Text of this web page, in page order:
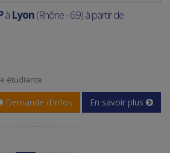
à Lyon(Rhône - 69) à partir de
étudiante
Demande d'infos En savoir plus